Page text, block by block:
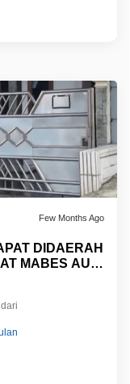
Few Months Ago
DIDAERAH
MABES AURI